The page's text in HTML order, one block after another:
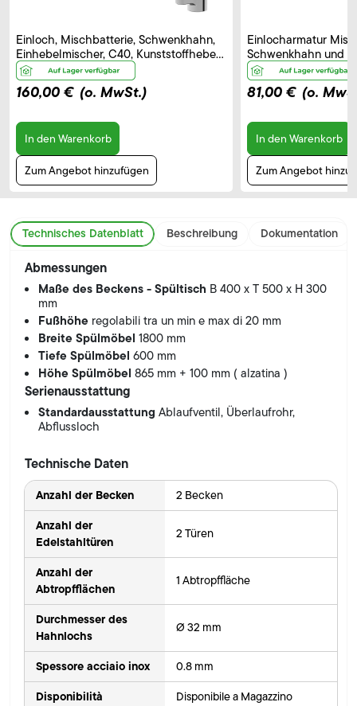
Einloch, Mischbatterie, Schwenkhahn,
Einhebelmischer, C40, Kunststoffhebel
– B 250 mm
160,00 € (o. MwSt.)
In den Warenkorb
Zum Angebot hinzufügen
Einlocharmatur
Schwenkhahn und
Bedienhebel,
81,00 € (o.
In den Warenkorb
Zum Angebot
Technisches Datenblatt Beschreibung Dokumentation
Abmessungen
Maße des Beckens - Spültisch B 400 x T 500 x H 300
mm
Fußhöhe regolabili tra un min e max di 20 mm
Breite Spülmöbel1800 mm
Tiefe Spülmöbel600 mm
Höhe Spülmöbel865 mm + 100 mm ( alzatina )
Serienausstattung
StandardausstattungAblaufventil, Überlaufrohr,
Abflussloch
Technische Daten
Anzahl der Becken 2 Becken
Anzahl der
Edelstahltüren
2 Türen
Anzahl der
Abtropfflächen
1 Abtropffläche
Durchmesser des
Hahnlochs
Ø 32 mm
Spessore acciaio inox 0.8 mm
Disponibilità Disponibile a Magazzino